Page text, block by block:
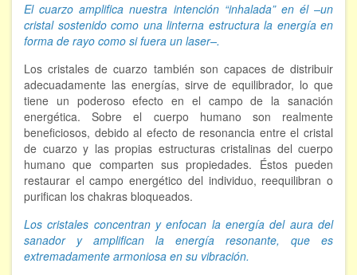
El cuarzo amplifica nuestra intención “inhalada” en él –un
cristal sostenido como una linterna estructura la energía en
forma de rayo como si fuera un laser–.
Los cristales de cuarzo también son capaces de distribuir
adecuadamente las energías, sirve de equilibrador, lo que
tiene un poderoso efecto en el campo de la sanación
energética. Sobre el cuerpo humano son realmente
beneficiosos, debido al efecto de resonancia entre el cristal
de cuarzo y las propias estructuras cristalinas del cuerpo
humano que comparten sus propiedades. Éstos pueden
restaurar el campo energético del individuo, reequilibran o
purifican los chakras bloqueados.
Los cristales concentran y enfocan la energía del aura del
sanador y amplifican la energía resonante, que es
extremadamente armoniosa en su vibración.